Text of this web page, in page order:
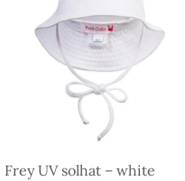
Frey UV solhat – white